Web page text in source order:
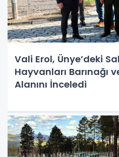
Vali Erol, Ünye’deki
Hayvanları Barınağı
Alanını İnceledi